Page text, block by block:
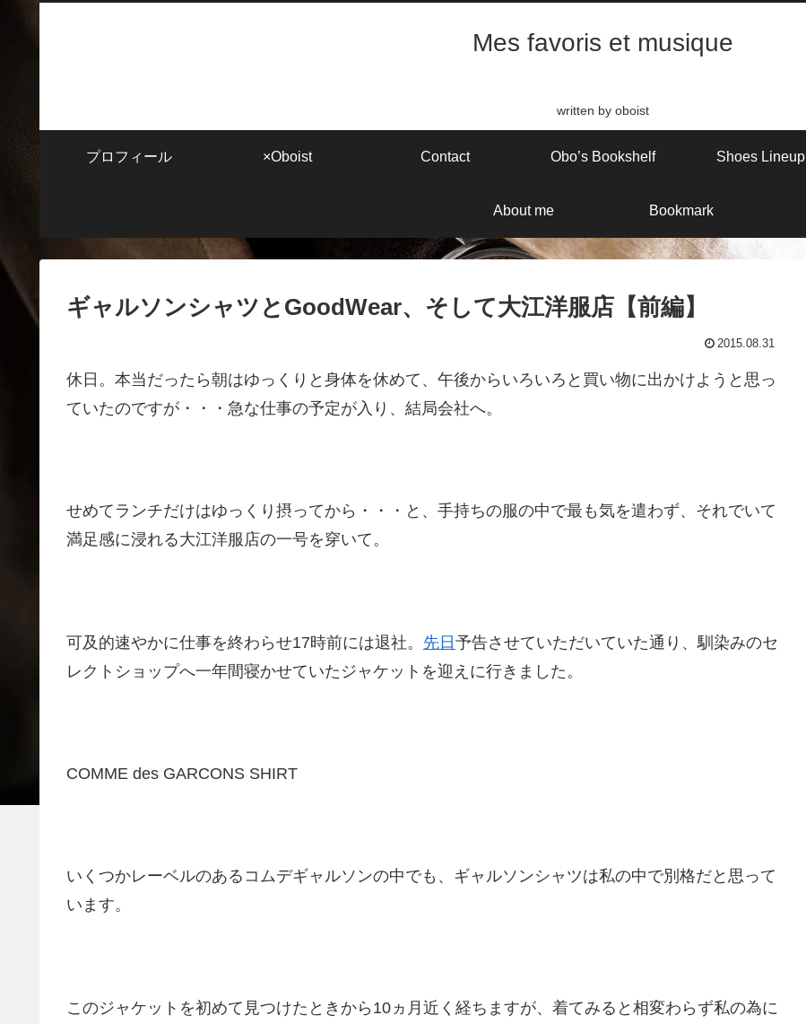
Mes favoris et musique
written by oboist
プロフィール ×Oboist Contact Obo’s Bookshelf Shoes Lineup
About me Bookmark
ギャルソンシャツとGoodWear、そして大江洋服店【前編】
2015.08.31
休日。本当だったら朝はゆっくりと身体を休めて、午後からいろいろと買い物に出かけようと思っ
ていたのですが・・・急な仕事の予定が入り、結局会社へ。
せめてランチだけはゆっくり摂ってから・・・と、手持ちの服の中で最も気を遣わず、それでいて
満足感に浸れる大江洋服店の一号を穿いて。
可及的速やかに仕事を終わらせ17時前には退社。 先日予告させていただいていた通り、馴染みのセ
レクトショップへ一年間寝かせていたジャケットを迎えに行きました。
COMME des GARCONS SHIRT
いくつかレーベルのあるコムデギャルソンの中でも、ギャルソンシャツは私の中で別格だと思って
います。
このジャケットを初めて見つけたときから10ヵ月近く経ちますが、着てみると相変わらず私の為に